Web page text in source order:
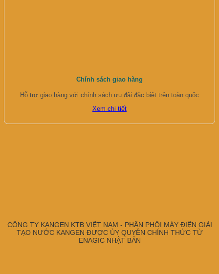
Chính sách giao hàng
Hỗ trợ giao hàng với chính sách ưu đãi đặc biệt trên toàn quốc
Xem chi tiết
CÔNG TY KANGEN KTB VIỆT NAM - PHÂN PHỐI MÁY ĐIỆN GIẢI
TẠO NƯỚC KANGEN ĐƯỢC ỦY QUYỀN CHÍNH THỨC TỪ
ENAGIC NHẬT BẢN